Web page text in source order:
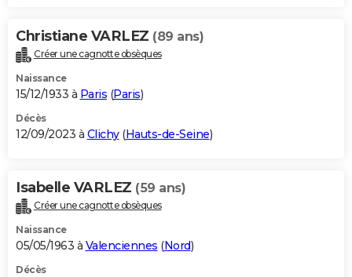
Christiane VARLEZ (89 ans)
Créer une cagnotte obsèques
Naissance
15/12/1933 à Paris (Paris)
Décès
12/09/2023 à Clichy(Hauts-de-Seine)
Isabelle VARLEZ (59 ans)
Créer une cagnotte obsèques
Naissance
05/05/1963 à Valenciennes (Nord)
Décès